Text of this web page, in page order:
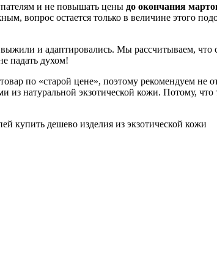
и не повышать цены до окончания
вопрос остается только в величине этого
и адаптировались. Мы рассчитываем, что
падать духом!
по «старой цене», поэтому рекомендуем
натуральной экзотической кожи. Потому, что